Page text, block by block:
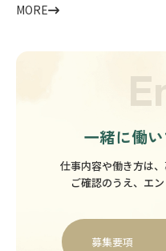
MORE
一緒に働い
仕事内容や働き方は、
ご確認のうえ、エ
募集要項